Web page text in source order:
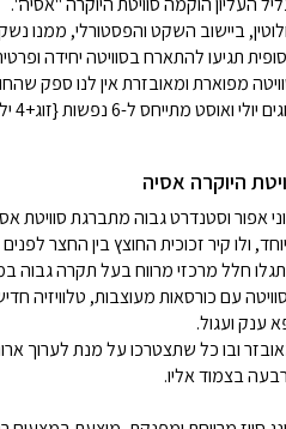
מתייחס ל-6 נפשות {זוג+4 ילדים}
היוקרה אסיה